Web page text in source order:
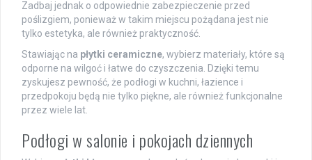
Zadbaj jednak o odpowiednie zabezpieczenie przed
poślizgiem, ponieważ w takim miejscu pożądana jest nie
tylko estetyka, ale również praktyczność.
Stawiając na płytki ceramiczne, wybierz materiały, które są
odporne na wilgoć i łatwe do czyszczenia. Dzięki temu
zyskujesz pewność, że podłogi w kuchni, łazience i
przedpokoju będą nie tylko piękne, ale również funkcjonalne
przez wiele lat.
Podłogi w salonie i pokojach dziennych